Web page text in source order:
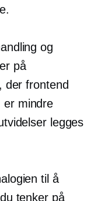
og
på
der frontend
er mindre
legges
til å
tenker på